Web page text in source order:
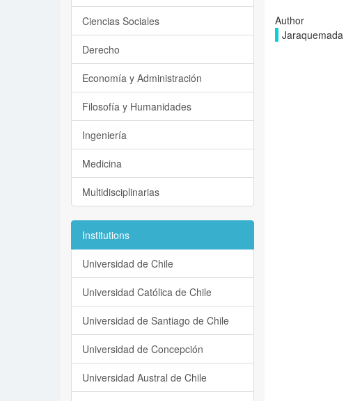
Author
Ciencias Sociales
Derecho
Economía y Administración
Filosofía y Humanidades
Ingeniería
Medicina
Multidisciplinarias
Institutions
Universidad de Chile
Universidad Católica de Chile
Universidad de Santiago de Chile
Universidad de Concepción
Universidad Austral de Chile